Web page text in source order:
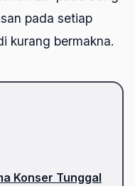
pada setiap
kurang bermakna.
Konser Tunggal